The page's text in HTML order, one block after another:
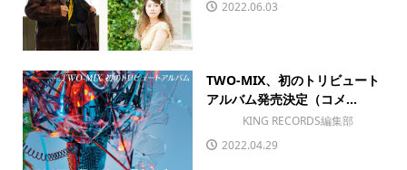
2022.06.03
TWO-MIX、初のトリビュート
アルバム発売決定（コメ...
KING RECORDS編集部
2022.04.29